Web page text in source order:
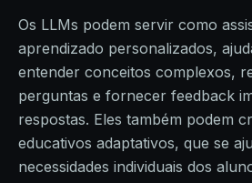
Os LLMs podem servir como
aprendizado personalizados,
entender conceitos complexos,
perguntas e fornecer feedback
respostas. Eles também podem
educativos adaptativos, que se
necessidades individuais dos